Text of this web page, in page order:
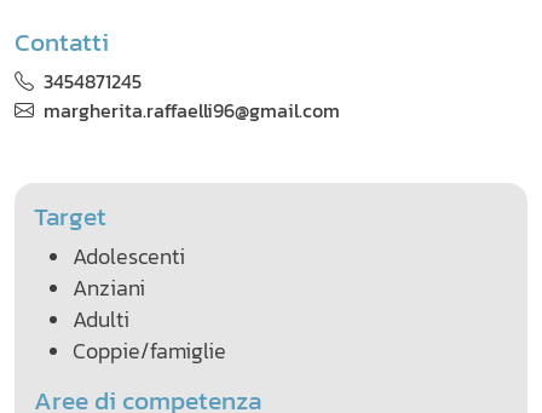
Contatti
3454871245
margherita.raffaelli96@gmail.com
Target
Adolescenti
Anziani
Adulti
Coppie/famiglie
Aree di competenza